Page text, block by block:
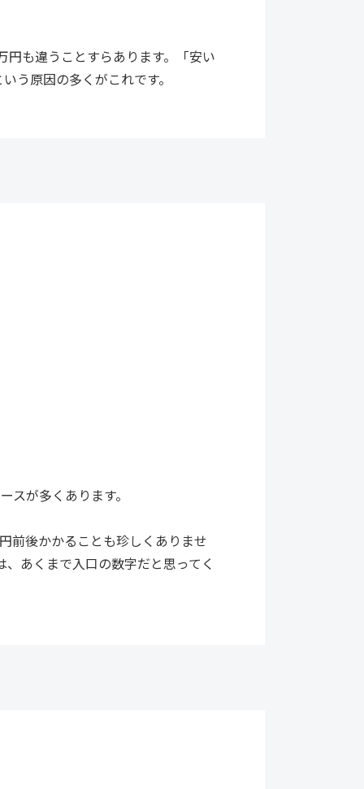
も違うことすらあります。「安い
う原因の多くがこれです。
スが多くあります。
前後かかることも珍しくありませ
あくまで入口の数字だと思ってく